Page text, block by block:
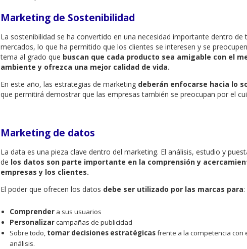
Marketing de Sostenibilidad
La sostenibilidad se ha convertido en una necesidad importante dentro de
mercados, lo que ha permitido que los clientes se interesen y se
tema al grado que buscan que cada producto sea amigable con el
ambiente y ofrezca una mejor calidad de vida.
En este año, las estrategias de marketing deberán enfocarse hacia lo
que permitirá demostrar que las empresas también se preocupan por el
Marketing de datos
La data es una pieza clave dentro del marketing. El análisis, estudio y
de los datos son parte importante en la comprensión y
empresas y los clientes.
El poder que ofrecen los datos debe ser utilizado por las marcas para:
Comprender a sus usuarios
Personalizarcampañas de publicidad
Sobre todo, tomar decisiones estratégicasfrente a la competencia con
análisis.